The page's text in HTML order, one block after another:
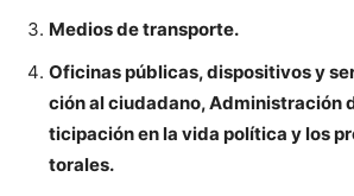
Medios de trans­porte.
Ofic­i­nas públi­cas, dis­pos­i­tivos y
ción al ciu­dadano, Admin­is­tración
tic­i­pación en la vida políti­ca y los
torales.